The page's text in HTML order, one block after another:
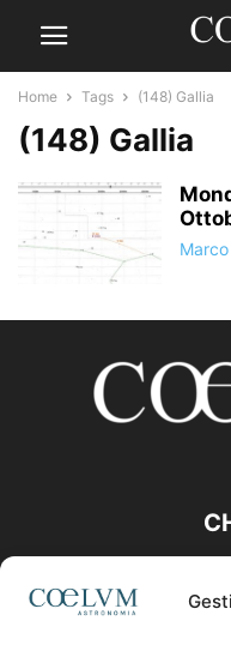
Home Tags (148) Gallia
(148) Gallia
Contattaci: